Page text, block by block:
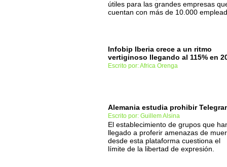
útiles para las grandes empresas
cuentan con más de 10.000
Infobip Iberia crece a un ritmo
vertiginoso llegando al 115% en
Escrito por: Africa Orenga
Alemania estudia prohibir
Escrito por: Guillem Alsina
El establecimiento de grupos que
llegado a proferir amenazas de
desde esta plataforma cuestiona el
límite de la libertad de expresión.